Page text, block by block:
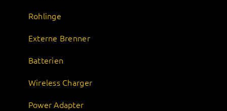
Rohlinge
Externe Brenner
Batterien
Wireless Charger
Power Adapter